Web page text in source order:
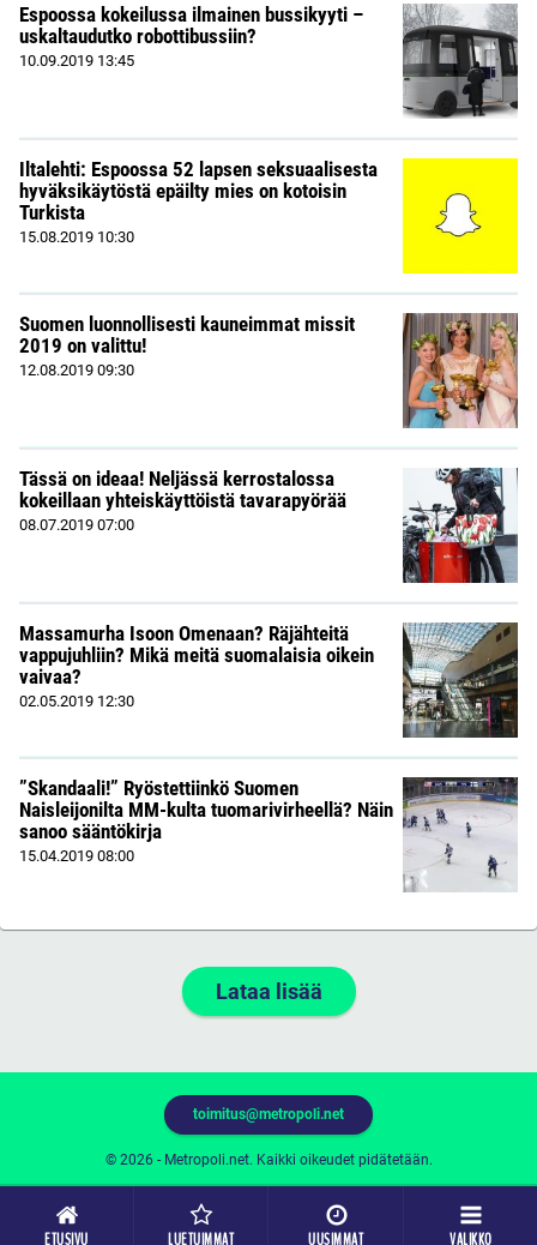
ETUSIVU LUETUIMMAT UUSIMMAT VALIKKO
Espoossa kokeilussa ilmainen bussikyyti –
uskaltaudutko robottibussiin?
10.09.2019 13:45
Iltalehti: Espoossa 52 lapsen seksuaalisesta
hyväksikäytöstä epäilty mies on kotoisin
Turkista
15.08.2019 10:30
Suomen luonnollisesti kauneimmat missit
2019 on valittu!
12.08.2019 09:30
Tässä on ideaa! Neljässä kerrostalossa
kokeillaan yhteiskäyttöistä tavarapyörää
08.07.2019 07:00
Massamurha Isoon Omenaan? Räjähteitä
vappujuhliin? Mikä meitä suomalaisia oikein
vaivaa?
02.05.2019 12:30
”Skandaali!” Ryöstettiinkö Suomen
Naisleijonilta MM-kulta tuomarivirheellä? Näin
sanoo sääntökirja
15.04.2019 08:00
Lataa lisää
© 2026 - Metropoli.net. Kaikki oikeudet pidätetään.
toimitus@metropoli.net